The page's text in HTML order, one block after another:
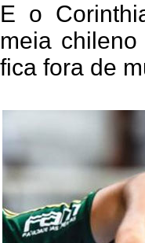
E o
meia
fica fora de